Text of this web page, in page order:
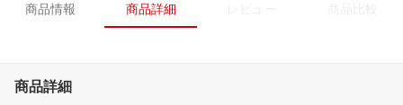
商品情報 商品詳細
商品詳細